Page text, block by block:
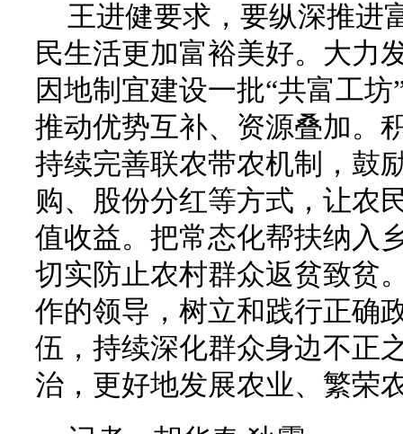
王进健要求，要纵深推进
民生活更加富裕美好。大力
因地制宜建设一批“共富工
推动优势互补、资源叠加。
持续完善联农带农机制，鼓
购、股份分红等方式，让农
值收益。把常态化帮扶纳入
切实防止农村群众返贫致贫
作的领导，树立和践行正确
伍，持续深化群众身边不正
治，更好地发展农业、繁荣